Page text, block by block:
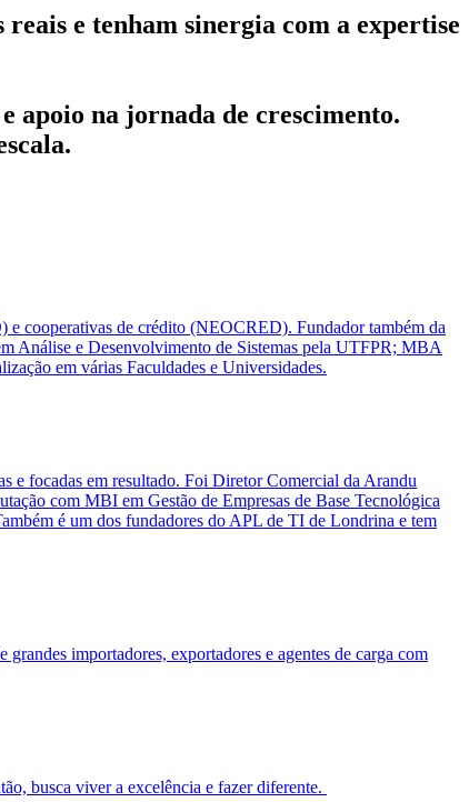
reais e tenham sinergia com a expertise
apoio na jornada de crescimento.
e cooperativas de crédito (NEOCRED). Fundador também da
Análise e Desenvolvimento de Sistemas pela UTFPR; MBA
em várias Faculdades e Universidades.
e focadas em resultado. Foi Diretor Comercial da Arandu
com MBI em Gestão de Empresas de Base Tecnológica
é um dos fundadores do APL de TI de Londrina e tem
importadores, exportadores e agentes de carga com
busca viver a excelência e fazer diferente.